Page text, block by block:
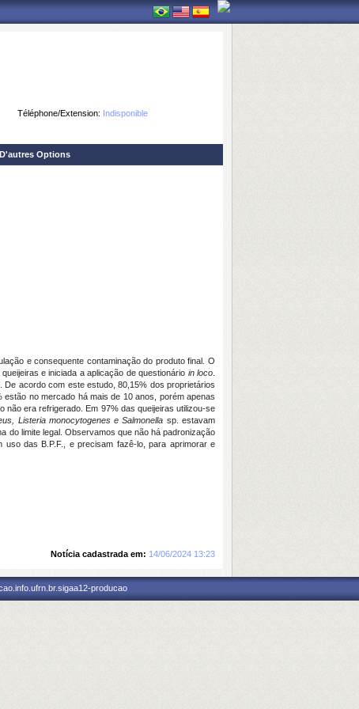
Téléphone/Extension: Indisponible
D'autres Options
e consequente contaminação do produto final. O
e iniciada a aplicação de questionário in loco
De acordo com este estudo, 80,15% dos proprietários
no mercado há mais de 10 anos, porém apenas
não era refrigerado. Em 97% das queijeiras utilizou-se
Listeria monocytogenes e Salmonella sp. estavam
do limite legal. Observamos que não há padronização
das B.P.F., e precisam fazê-lo, para aprimorar e
Notícia cadastrada em: 14/06/2024 13:23
producao